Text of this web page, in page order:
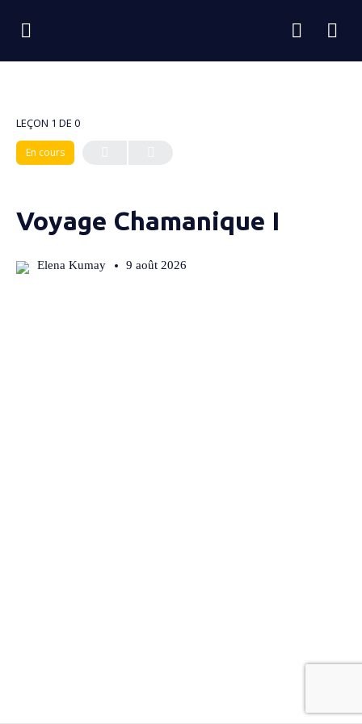
LEÇON 1 DE 0
En cours
Voyage Chamanique I
Elena Kumay 9 août 2026